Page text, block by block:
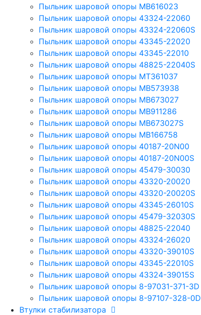
Пыльник шаровой опоры MB616023
Пыльник шаровой опоры 43324-22060
Пыльник шаровой опоры 43324-22060S
Пыльник шаровой опоры 43345-22020
Пыльник шаровой опоры 43345-22010
Пыльник шаровой опоры 48825-22040S
Пыльник шаровой опоры MT361037
Пыльник шаровой опоры MB573938
Пыльник шаровой опоры MB673027
Пыльник шаровой опоры MB911286
Пыльник шаровой опоры MB673027S
Пыльник шаровой опоры MB166758
Пыльник шаровой опоры 40187-20N00
Пыльник шаровой опоры 40187-20N00S
Пыльник шаровой опоры 45479-30030
Пыльник шаровой опоры 43320-20020
Пыльник шаровой опоры 43320-20020S
Пыльник шаровой опоры 43345-26010S
Пыльник шаровой опоры 45479-32030S
Пыльник шаровой опоры 48825-22040
Пыльник шаровой опоры 43324-26020
Пыльник шаровой опоры 43320-39010S
Пыльник шаровой опоры 43345-22010S
Пыльник шаровой опоры 43324-39015S
Пыльник шаровой опоры 8-97031-371-3D
Пыльник шаровой опоры 8-97107-328-0D
Втулки стабилизатора